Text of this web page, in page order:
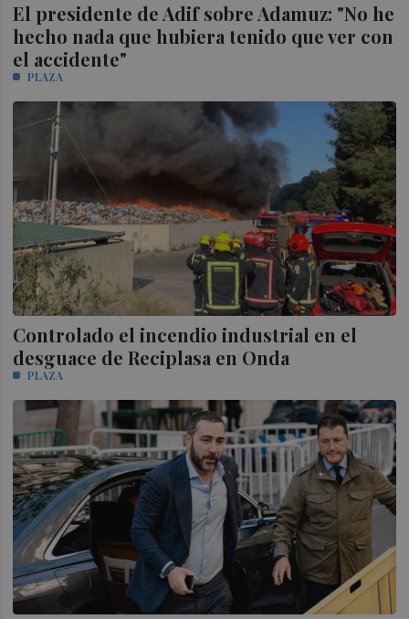
El presidente de Adif sobre Adamuz: "No he
hecho nada que hubiera tenido que ver con
el accidente"
PLAZA
Controlado el incendio industrial en el
desguace de Reciplasa en Onda
PLAZA